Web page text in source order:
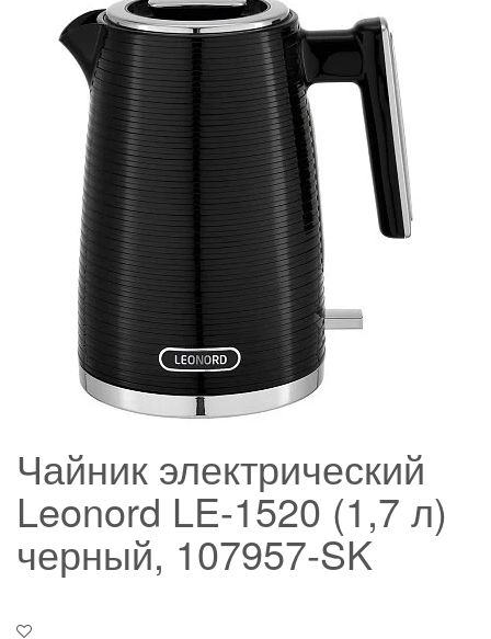
Чайник электрический
Leonord LE-1520 (1,7 л)
черный, 107957-SK